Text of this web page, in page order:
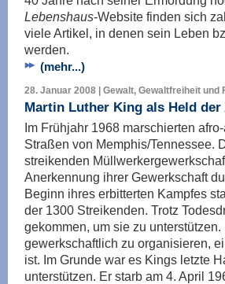
Lebenshaus-Website finden sich
viele Artikel, in denen sein Leben
werden.
(mehr...)
28. Januar 2008 | Gewalt, Gewaltfreiheit und
Martin Luther King als Held
Im Frühjahr 1968 marschierten
Straßen von Memphis/Tennessee.
streikenden
Anerkennung ihrer Gewerkschaft
Beginn ihres erbitterten Kampfes
der 1300 Streikenden. Trotz
gekommen, um sie zu
gewerkschaftlich zu organisieren,
ist. Im Grunde war es Kings letzte
unterstützen. Er starb am 4. April